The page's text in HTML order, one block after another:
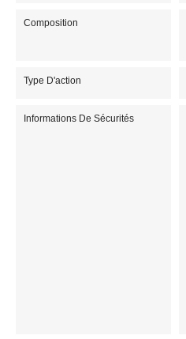
Composition
Type D'action
Informations De Sécurités